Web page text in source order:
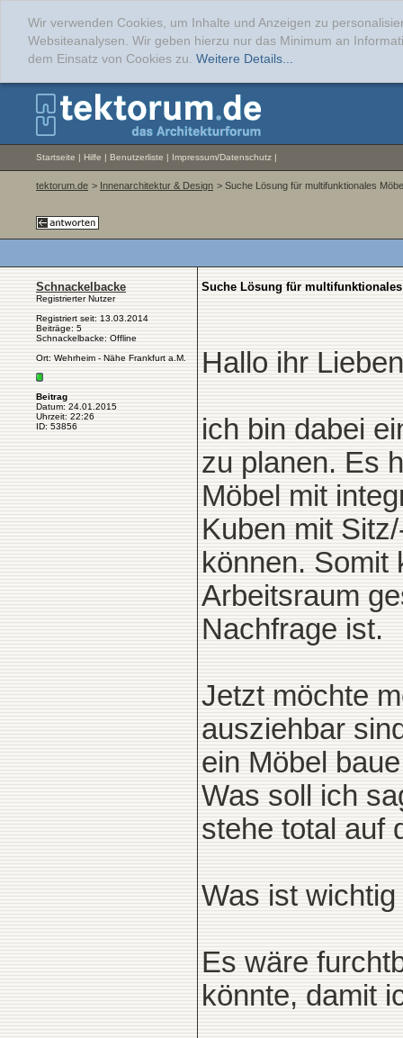
Wir verwenden Cookies, um Inhalte und Anzeigen zu
Websiteanalysen. Wir geben hierzu nur das Minimum an
dem Einsatz von Cookies zu. Weitere Details...
Startseite | Hilfe | Benutzerliste | Impressum/Datenschutz |
tektorum.de > Innenarchitektur & Design > Suche Lösung für multifunktionales
Schnackelbacke
Registrierter Nutzer
Registriert seit: 13.03.2014
Beiträge: 5
Schnackelbacke: Offline
Ort: Wehrheim - Nähe Frankfurt a.M.
Beitrag
Datum: 24.01.2015
Uhrzeit: 22:26
ID: 53856
Suche Lösung für
Hallo ihr
ich bin dabei
zu planen. Es
Möbel mit
Kuben mit
können. Somit
Arbeitsraum
Nachfrage ist.
Jetzt möchte
ausziehbar
ein Möbel
Was soll ich
stehe total auf
Was ist
Es wäre
könnte, damit